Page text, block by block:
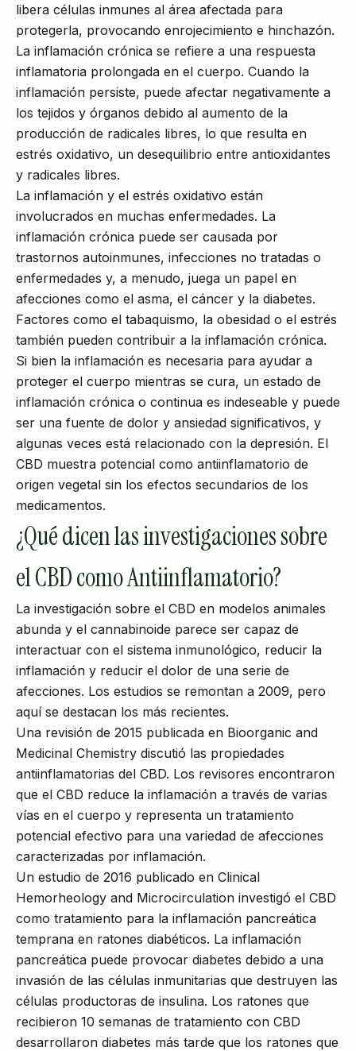
libera células inmunes al área afectada para
protegerla, provocando enrojecimiento e hinchazón.
La inflamación crónica se refiere a una respuesta
inflamatoria prolongada en el cuerpo. Cuando la
inflamación persiste, puede afectar negativamente a
los tejidos y órganos debido al aumento de la
producción de radicales libres, lo que resulta en
estrés oxidativo, un desequilibrio entre antioxidantes
y radicales libres.
La inflamación y el estrés oxidativo están
involucrados en muchas enfermedades. La
inflamación crónica puede ser causada por
trastornos autoinmunes, infecciones no tratadas o
enfermedades y, a menudo, juega un papel en
afecciones como el asma, el cáncer y la diabetes.
Factores como el tabaquismo, la obesidad o el estrés
también pueden contribuir a la inflamación crónica.
Si bien la inflamación es necesaria para ayudar a
proteger el cuerpo mientras se cura, un estado de
inflamación crónica o continua es indeseable y puede
ser una fuente de dolor y ansiedad significativos, y
algunas veces está relacionado con la depresión. El
CBD muestra potencial como antiinflamatorio de
origen vegetal sin los efectos secundarios de los
medicamentos.
¿Qué dicen las investigaciones sobre
el CBD como Antiinflamatorio?
La investigación sobre el CBD en modelos animales
abunda y el cannabinoide parece ser capaz de
interactuar con el sistema inmunológico, reducir la
inflamación y reducir el dolor de una serie de
afecciones. Los estudios se remontan a 2009, pero
aquí se destacan los más recientes.
Una revisión de 2015 publicada en Bioorganic and
Medicinal Chemistry discutió las propiedades
antiinflamatorias del CBD. Los revisores encontraron
que el CBD reduce la inflamación a través de varias
vías en el cuerpo y representa un tratamiento
potencial efectivo para una variedad de afecciones
caracterizadas por inflamación.
Un estudio de 2016 publicado en Clinical
Hemorheology and Microcirculation investigó el CBD
como tratamiento para la inflamación pancreática
temprana en ratones diabéticos. La inflamación
pancreática puede provocar diabetes debido a una
invasión de las células inmunitarias que destruyen las
células productoras de insulina. Los ratones que
recibieron 10 semanas de tratamiento con CBD
desarrollaron diabetes más tarde que los ratones que